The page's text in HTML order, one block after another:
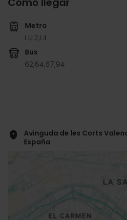
Metro
L1,L2,L4
Bus
62,64,67,94
Avinguda de les Corts
España